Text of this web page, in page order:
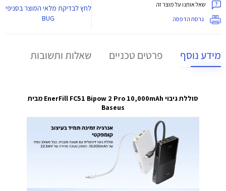
שאל אותנו על מוצר זה
גרסת הדפסה
לחץלבדיקת מלאי המוצר בסניפי
BUG
מידע נוסף פרטים טכניים שאלות ותשובות
סוללת גיבוי EnerFill FC51 Bipow 2 Pro 10,000mAh מבית
Baseus